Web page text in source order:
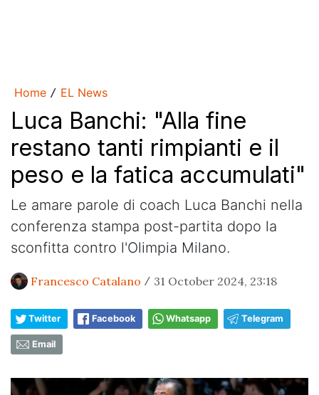
Home / EL News
Luca Banchi: "Alla fine
restano tanti rimpianti e il
peso e la fatica accumulati"
Le amare parole di coach Luca Banchi nella
conferenza stampa post-partita dopo la
sconfitta contro l'Olimpia Milano.
Francesco Catalano / 31 October 2024, 23:18
Twitter Facebook Whatsapp Telegram
Email